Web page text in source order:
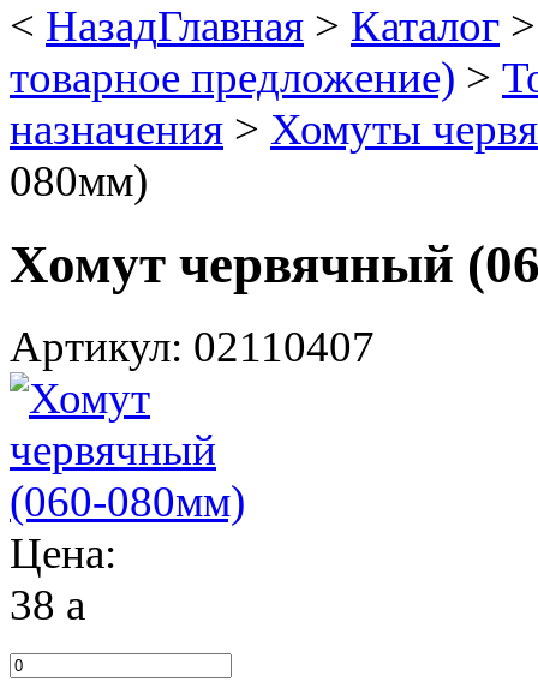
< НазадГлавная > Каталог
товарное предложение) >
назначения > Хомуты
080мм)
Хомут червячный
Артикул: 02110407
Цена:
38 a